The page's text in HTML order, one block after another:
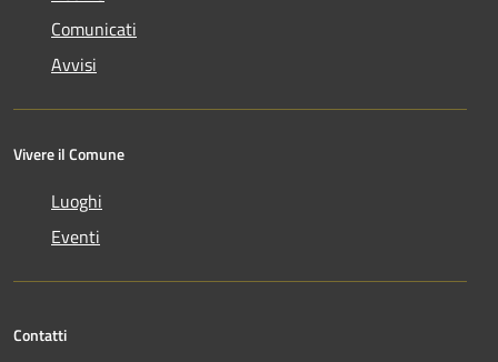
Comunicati
Avvisi
Vivere il Comune
Luoghi
Eventi
Contatti